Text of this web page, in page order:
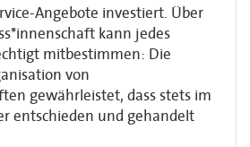
Angebote investiert. Über
kann jedes
mitbestimmen: Die
von
gewährleistet, dass stets im
entschieden und gehandelt